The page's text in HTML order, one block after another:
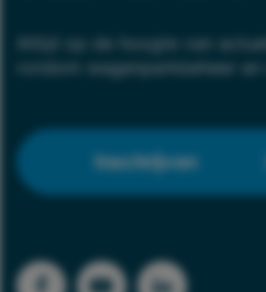
Altijd op de hoogte van
rondom wagenparkbeheer
Inschrijven